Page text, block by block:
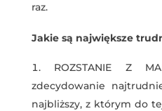
raz.
Jakie są największe
ROZSTANIE Z
zdecydowanie
najbliższy, z którym do